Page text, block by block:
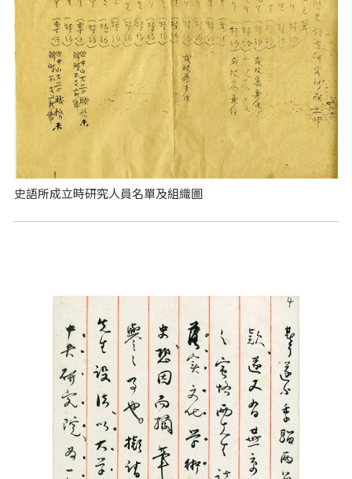
史語所成立時研究人員名單及組織圖